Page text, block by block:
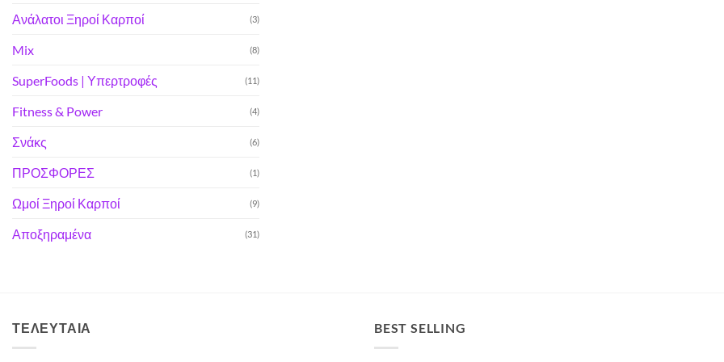
Ανάλατοι Ξηροί Καρποί (3)
Mix (8)
SuperFoods | Υπερτροφές (11)
Fitness & Power (4)
Σνάκς (6)
ΠΡΟΣΦΟΡΕΣ (1)
Ωμοί Ξηροί Καρποί (9)
Αποξηραμένα (31)
ΤΕΛΕΥΤΑΊΑ BEST SELLING